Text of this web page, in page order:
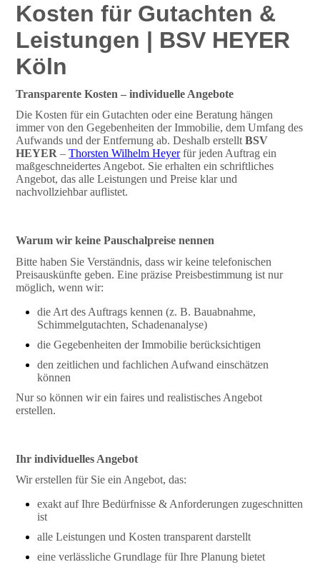
Kosten für Gutachten &
Leistungen | BSV HEYER
Köln
Transparente Kosten – individuelle Angebote
Die Kosten für ein Gutachten oder eine Beratung hängen
immer von den Gegebenheiten der Immobilie, dem Umfang des
Aufwands und der Entfernung ab. Deshalb erstelltBSV
HEYER –Thorsten Wilhelm Heyerfür jeden Auftrag ein
maßgeschneidertes Angebot. Sie erhalten ein schriftliches
Angebot, das alle Leistungen und Preise klar und
nachvollziehbar auflistet.
Warum wir keine Pauschalpreise nennen
Bitte haben Sie Verständnis, dass wir keine telefonischen
Preisauskünfte geben. Eine präzise Preisbestimmung ist nur
möglich, wenn wir:
die Art des Auftrags kennen (z. B. Bauabnahme,
Schimmelgutachten, Schadenanalyse)
die Gegebenheiten der Immobilie berücksichtigen
den zeitlichen und fachlichen Aufwand einschätzen
können
Nur so können wir ein faires und realistisches Angebot
erstellen.
Ihr individuelles Angebot
Wir erstellen für Sie ein Angebot, das:
exakt auf Ihre Bedürfnisse & Anforderungen zugeschnitten
ist
alle Leistungen und Kosten transparent darstellt
eine verlässliche Grundlage für Ihre Planung bietet